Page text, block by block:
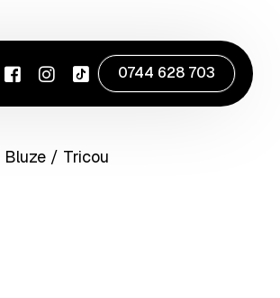
0744 628 703
Bluze/ Tricou